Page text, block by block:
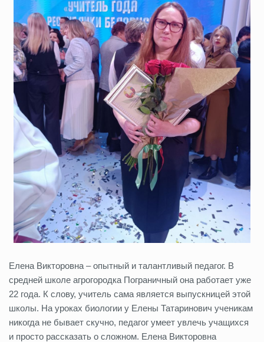
Елена Викторовна – опытный и талантливый педагог. В
средней школе агрогородка Пограничный она работает уже
22 года. К слову, учитель сама является выпускницей этой
школы. На уроках биологии у Елены Татаринович ученикам
никогда не бывает скучно, педагог умеет увлечь учащихся
и просто рассказать о сложном. Елена Викторовна